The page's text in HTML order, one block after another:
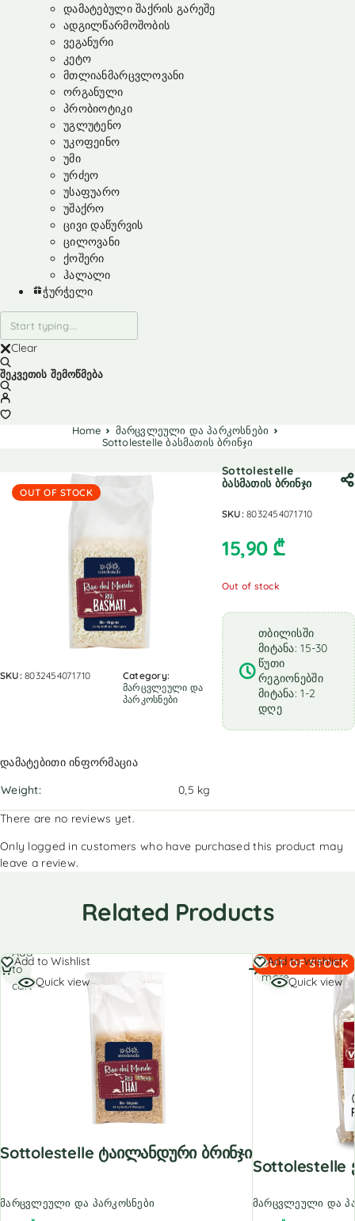
დამატებული შაქრის გარეშე
ადგილწარმოშობის
ვეგანური
კეტო
მთლიანმარცვლოვანი
ორგანული
პრობიოტიკი
უგლუტენო
უკოფეინო
უმი
ურძეო
უსაფუარო
უშაქრო
ცივი დაწურვის
ცილოვანი
ქოშერი
ჰალალი
ჭურჭელი
Clear
შეკვეთის შემოწმება
Home
მარცვლეული და პარკოსნები
Sottolestelle ბასმათის ბრინჯი
OUT OF STOCK
SKU:8032454071710
Category:
მარცვლეული და
პარკოსნები
Sottolestelle
ბასმათის ბრინჯი
SKU:8032454071710
15,90 ₾
Out of stock
თბილისში
მიტანა: 15-30
წუთი
რეგიონებში
მიტანა: 1-2
დღე
დამატებითი ინფორმაცია
Weight
0,5 kg
There are no reviews yet.
Only logged in customers who have purchased this product may
leave a review.
Related Products
Add to Wishlist
Quick view
Sottolestelle Ტაილანდური Ბრინჯი
მარცვლეული და პარკოსნები
Add
to
cart
OUT OF STOCK
Add to Wishlist
Quick view
Sottolestelle
მარცვლეული და
Read
more